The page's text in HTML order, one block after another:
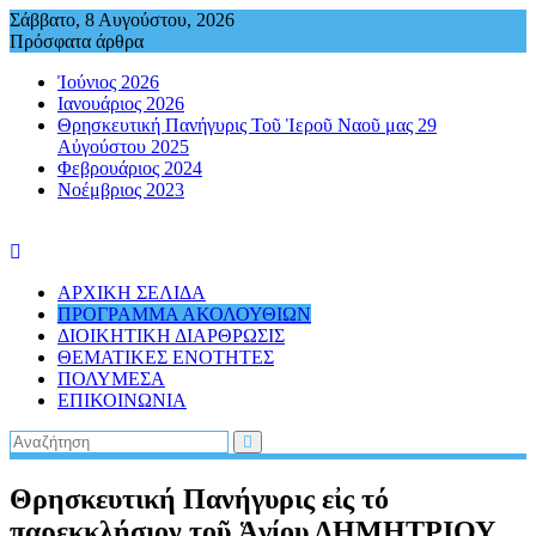
Περάστε
στο
Σάββατο, 8 Αυγούστου, 2026
Πρόσφατα άρθρα
Ἰούνιος 2026
Ιανουάριος 2026
Θρησκευτική Πανήγυρις Τοῦ Ἱεροῦ Ναοῦ μας 29
Αὐγούστου 2025
Φεβρουάριος 2024
Νοέμβριος 2023
ΑΡΧΙΚΗ ΣΕΛΙΔΑ
ΠΡΟΓΡΑΜΜΑ ΑΚΟΛΟΥΘΙΩΝ
ΔΙΟΙΚΗΤΙΚΗ ΔΙΑΡΘΡΩΣΙΣ
ΘΕΜΑΤΙΚΕΣ ΕΝΟΤΗΤΕΣ
ΠΟΛΥΜΕΣΑ
ΕΠΙΚΟΙΝΩΝΙΑ
Θρησκευτική Πανήγυρις εἰς τό